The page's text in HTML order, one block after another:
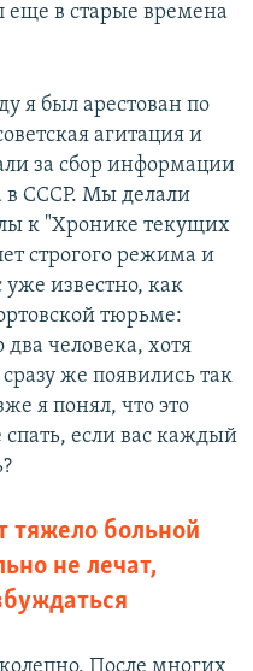
еще в старые времена
я был арестован по
агитация и
за сбор информации
в СССР. Мы делали
к "Хронике текущих
строгого режима и
известно, как
тюрьме:
человека, хотя
же появились так
я понял, что это
спать, если вас каждый
тяжело больной
не лечат,